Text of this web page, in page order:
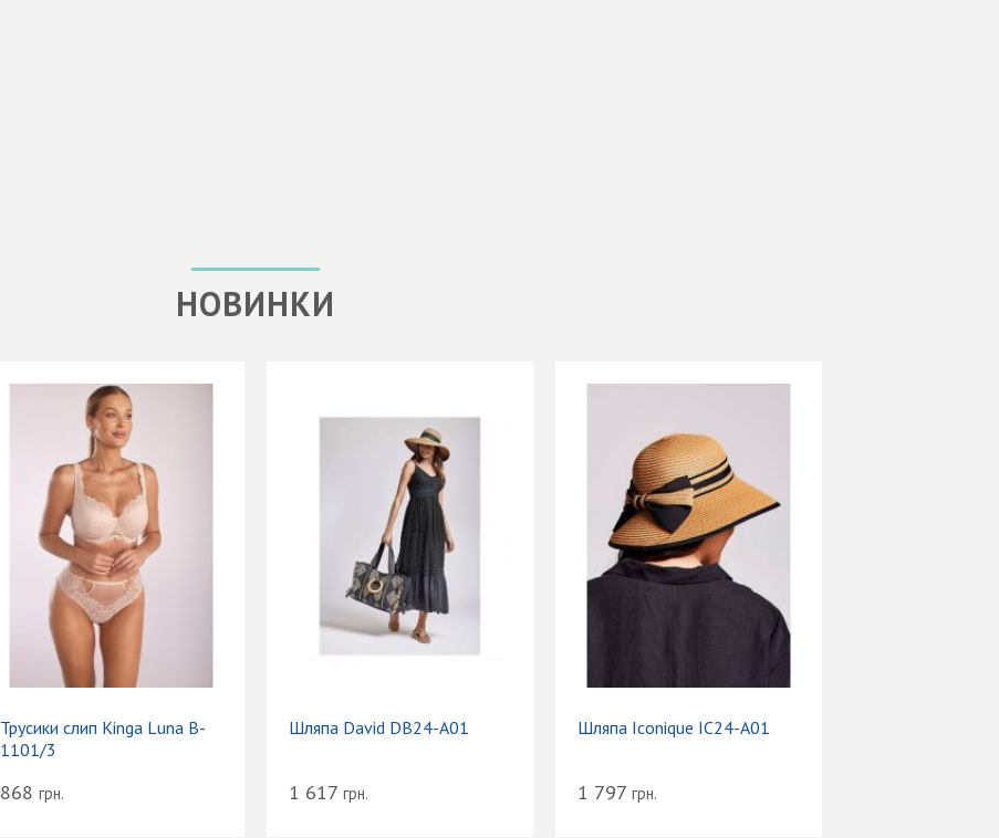
НОВИНКИ
Трусики слип Kinga Luna B-
1101/3
868 грн.
Шляпа David DB24-A01
1 617 грн.
Шляпа Iconique IC24-A01
1 797 грн.